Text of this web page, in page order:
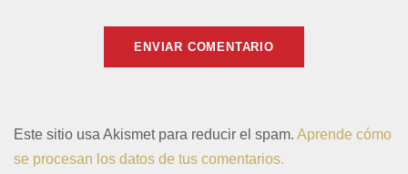
Este sitio usa Akismet para reducir el spam. Aprende cómo
se procesan los datos de tus comentarios.